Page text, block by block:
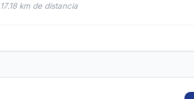
km de distancia